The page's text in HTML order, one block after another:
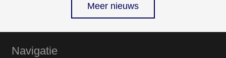
Meer nieuws
Navigatie